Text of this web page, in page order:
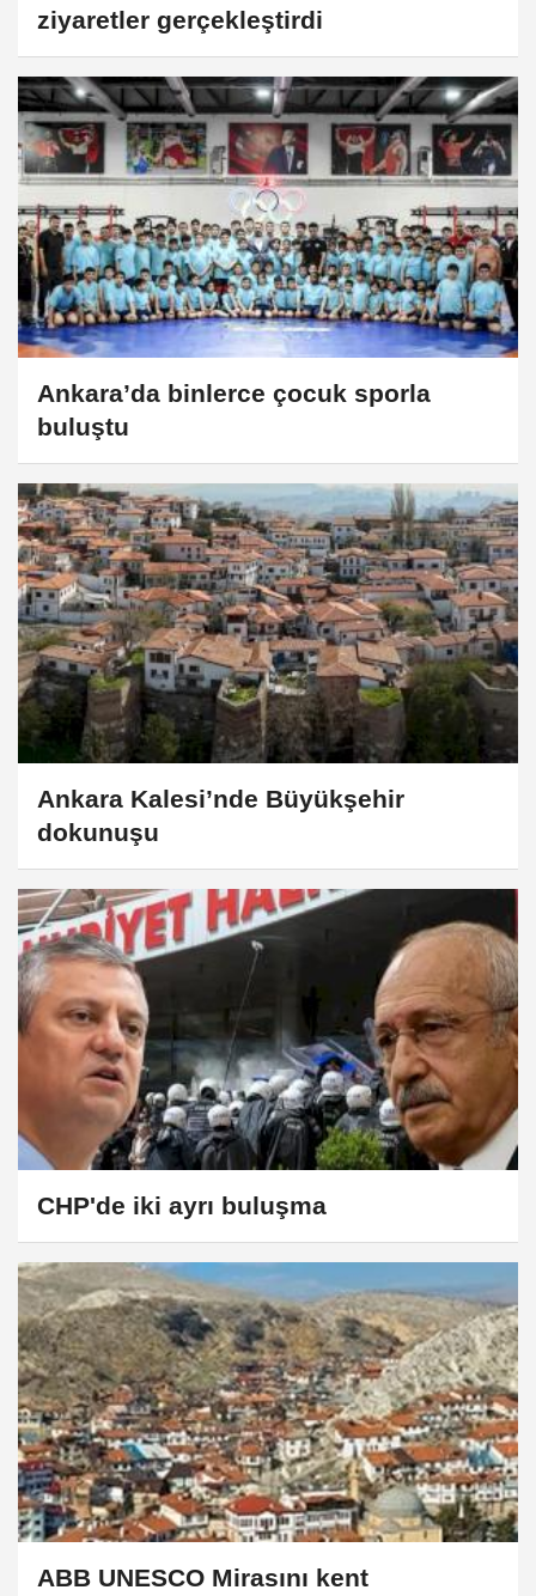
ziyaretler gerçekleştirdi
Ankara’da binlerce çocuk sporla
buluştu
Ankara Kalesi’nde Büyükşehir
dokunuşu
CHP'de iki ayrı buluşma
ABB UNESCO Mirasını kent